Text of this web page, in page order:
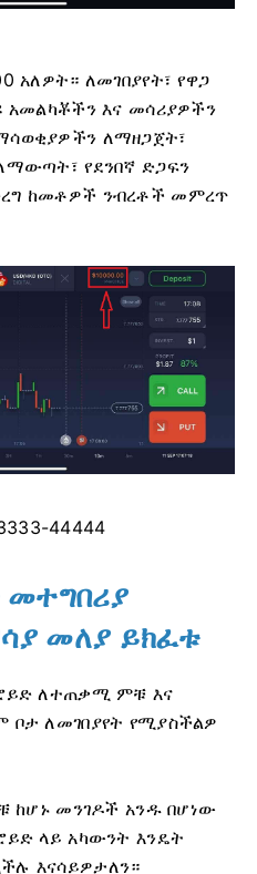
አለዎት። ለመገበያየት፣ የዋጋ
አመልካቾችን እና መሳሪያዎችን
ለማዘጋጀት፣
የደንበኛ ድጋፍን
ከመቶዎች ንብረቶች መምረጥ
44444
መለያ ይክፈቱ
ለተጠቃሚ ምቹ እና
ለመገበያየት የሚያስችልዎ
ከሆኑ መንገዶች አንዱ በሆነው
ላይ አካውንት እንዴት
እናሳይዎታለን።